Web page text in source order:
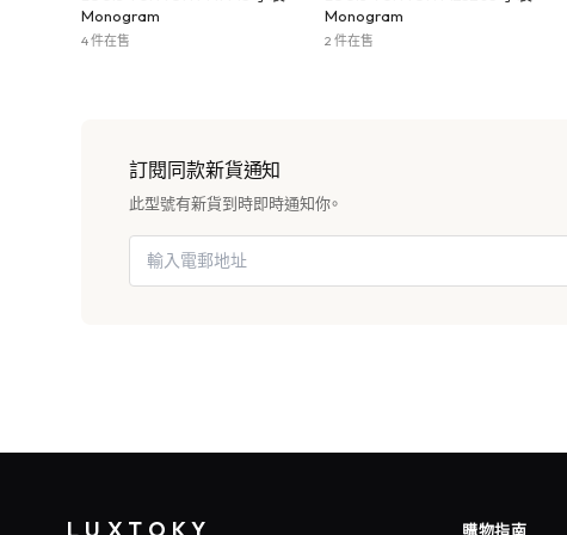
Monogram
4 件在售
Monogram
2 件在售
訂閱同款新貨通知
此型號有新貨到時即時通知你。
購物指南